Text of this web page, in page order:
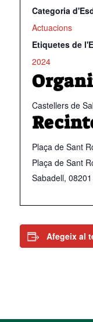
Categoria
Actuacions
Etiquetes de
2024
Plaça de Sant
Plaça de Sant
Sabadell, 08201
Castellers de
Afegeix al